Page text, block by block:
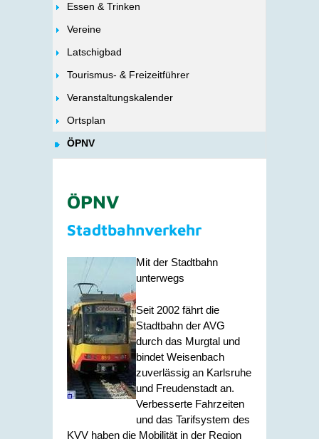
Essen & Trinken
Vereine
Latschigbad
Tourismus- & Freizeitführer
Veranstaltungskalender
Ortsplan
ÖPNV
ÖPNV
Stadtbahnverkehr
Mit der Stadtbahn
unterwegs
Seit 2002 fährt die
Stadtbahn der AVG
durch das Murgtal und
bindet Weisenbach
zuverlässig an Karlsruhe
und Freudenstadt an.
Verbesserte Fahrzeiten
und das Tarifsystem des
KVV haben die Mobilität in der Region